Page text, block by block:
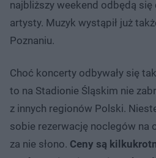
najbliższy weekend odbędą
artysty. Muzyk wystąpił już
Poznaniu.
Choć koncerty odbywały się
to na Stadionie Śląskim nie
z innych regionów Polski.
sobie rezerwację noclegów na
za nie słono. Ceny są